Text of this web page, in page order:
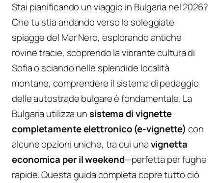
Stai pianificando un viaggio in Bulgaria nel 2026?
Che tu stia andando verso le soleggiate
spiagge del Mar Nero, esplorando antiche
rovine tracie, scoprendo la vibrante cultura di
Sofia o sciando nelle splendide località
montane, comprendere il sistema di pedaggio
delle autostrade bulgare è fondamentale. La
Bulgaria utilizza unsistema di vignette
completamente elettronico (e-vignette) con
alcune opzioni uniche, tra cui unavignetta
economica per il weekend—perfetta per fughe
rapide. Questa guida completa copre tutto ciò